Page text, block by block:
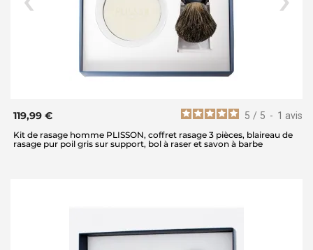
5 / 5 - 1 avis
119,99 €
Kit de rasage homme PLISSON, coffret rasage 3 pièces, blaireau de
rasage pur poil gris sur support, bol à raser et savon à barbe